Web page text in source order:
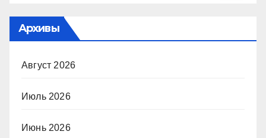
Архивы
Август 2026
Июль 2026
Июнь 2026